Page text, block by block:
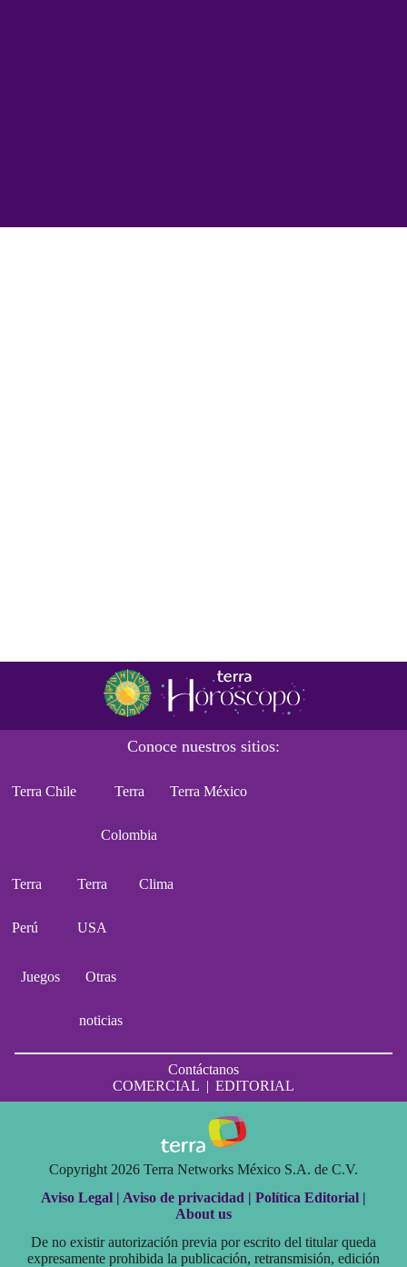
Conoce nuestros sitios:
Terra Chile Terra
Colombia
Terra México
Terra
Perú
Terra
USA
Clima
Juegos Otras
noticias
Contáctanos
COMERCIAL | EDITORIAL
Copyright 2026 Terra Networks México S.A. de C.V.
Aviso Legal | Aviso de privacidad | Política Editorial |
About us
De no existir autorización previa por escrito del titular queda
expresamente prohibida la publicación, retransmisión, edición